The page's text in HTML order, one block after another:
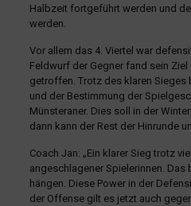
Halbzeit fortgeführt werden und
werden.
Vor allem das 4. Viertel war
Feldwurf der Gegner fand sein
getroffen. Trotz des klaren Sieges
und der Bestimmung der
Münsteraner. Dies soll in der
dann kann der Rest der Hinrunde
Coach Jan: „Ein klarer Sieg trotz
angeschlagener Spielerinnen.
hängen. Diese Power in der
der Offense gilt es jetzt auch